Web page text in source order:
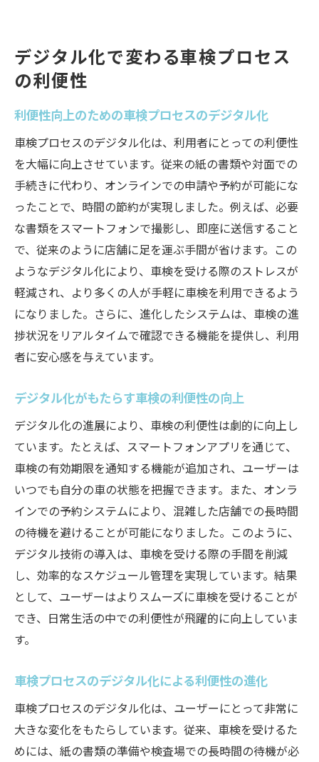
デジタル化で変わる車検プロセス
の利便性
利便性向上のための車検プロセスのデジタル化
車検プロセスのデジタル化は、利用者にとっての利便性
を大幅に向上させています。従来の紙の書類や対面での
手続きに代わり、オンラインでの申請や予約が可能にな
ったことで、時間の節約が実現しました。例えば、必要
な書類をスマートフォンで撮影し、即座に送信すること
で、従来のように店舗に足を運ぶ手間が省けます。この
ようなデジタル化により、車検を受ける際のストレスが
軽減され、より多くの人が手軽に車検を利用できるよう
になりました。さらに、進化したシステムは、車検の進
捗状況をリアルタイムで確認できる機能を提供し、利用
者に安心感を与えています。
デジタル化がもたらす車検の利便性の向上
デジタル化の進展により、車検の利便性は劇的に向上し
ています。たとえば、スマートフォンアプリを通じて、
車検の有効期限を通知する機能が追加され、ユーザーは
いつでも自分の車の状態を把握できます。また、オンラ
インでの予約システムにより、混雑した店舗での長時間
の待機を避けることが可能になりました。このように、
デジタル技術の導入は、車検を受ける際の手間を削減
し、効率的なスケジュール管理を実現しています。結果
として、ユーザーはよりスムーズに車検を受けることが
でき、日常生活の中での利便性が飛躍的に向上していま
す。
車検プロセスのデジタル化による利便性の進化
車検プロセスのデジタル化は、ユーザーにとって非常に
大きな変化をもたらしています。従来、車検を受けるた
めには、紙の書類の準備や検査場での長時間の待機が必